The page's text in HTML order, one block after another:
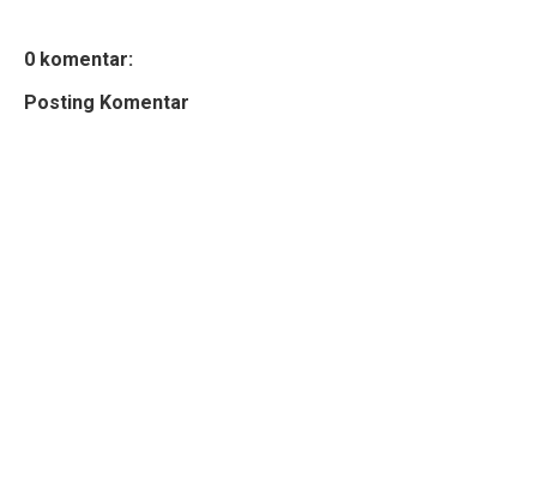
0 komentar:
Posting Komentar